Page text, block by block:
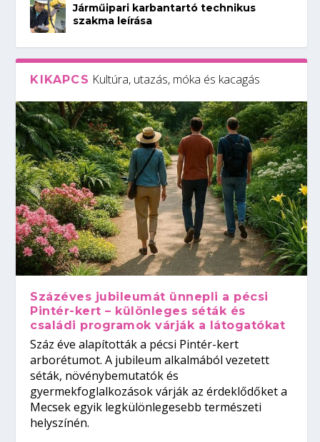
Járműipari karbantartó technikus
szakma leírása
KIKAPCS Kultúra, utazás, móka és kacagás
Százéves jubileumát ünnepli a pécsi
Pintér-kert – különleges séták és
családi programok várják a látogatókat
Száz éve alapították a pécsi Pintér-kert
arborétumot. A jubileum alkalmából vezetett
séták, növénybemutatók és
gyermekfoglalkozások várják az érdeklődőket a
Mecsek egyik legkülönlegesebb természeti
helyszínén.